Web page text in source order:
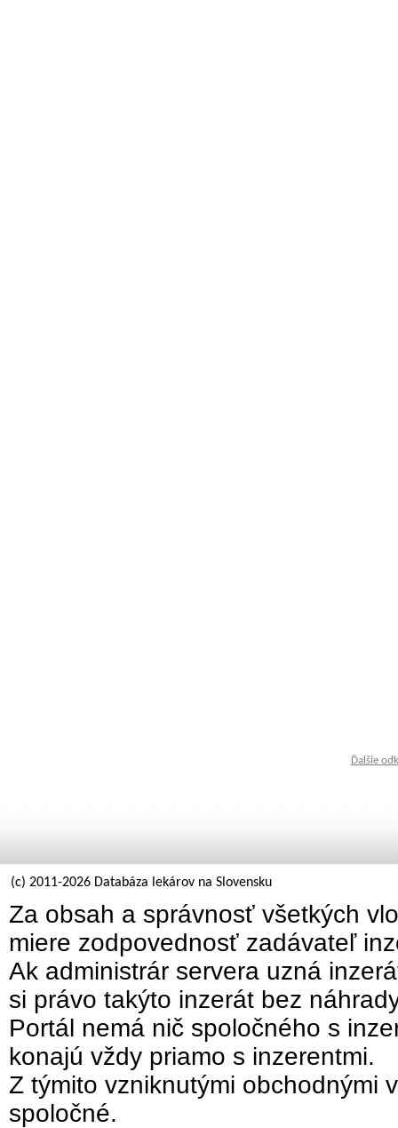
Ďalšie
(c) 2011-2026 Databáza lekárov na Slovensku
Za obsah a správnosť všetkých
miere zodpovednosť zadávateľ
Ak administrár servera uzná
si právo takýto inzerát bez
Portál nemá nič spoločného s
konajú vždy priamo s inzerentmi.
Z týmito vzniknutými obchodnými
spoločné.